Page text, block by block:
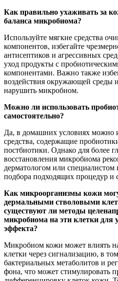
Как правильно ухаживать за
баланса микробиома?
Используйте мягкие средства
компонентов, избегайте
антисептиков и агрессивных
уход продукты с
компонентами. Важно также
воздействия окружающей среды
нарушить микробиом.
Можно ли использовать
самостоятельно?
Да, в домашних условиях можно
средства, содержащие
постбиотики. Однако для более
восстановления микробиома
дерматологом или специалистом
подбора подходящих процедур и
Как микроорганизмы кожи
дермальными стволовыми
существуют ли методы
микробиома на эти клетки
эффекта?
Микробиом кожи может влиять
клетки через сигнализацию, в
бактериальных метаболитов и
фона, что может стимулировать